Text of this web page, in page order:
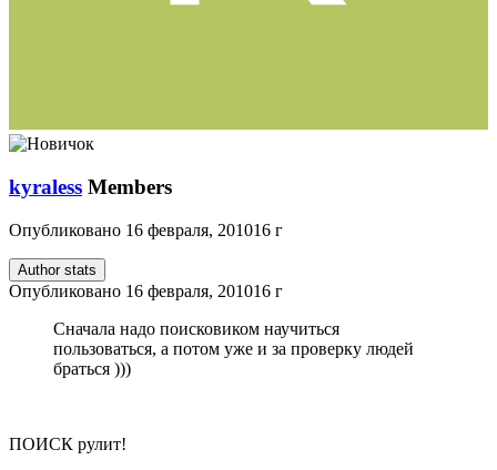
kyraless Members
Опубликовано 16 февраля, 201016 г
Author stats
Опубликовано 16 февраля, 201016 г
Сначала надо поисковиком научиться
пользоваться, а потом уже и за проверку людей
браться )))
ПОИСК рулит!